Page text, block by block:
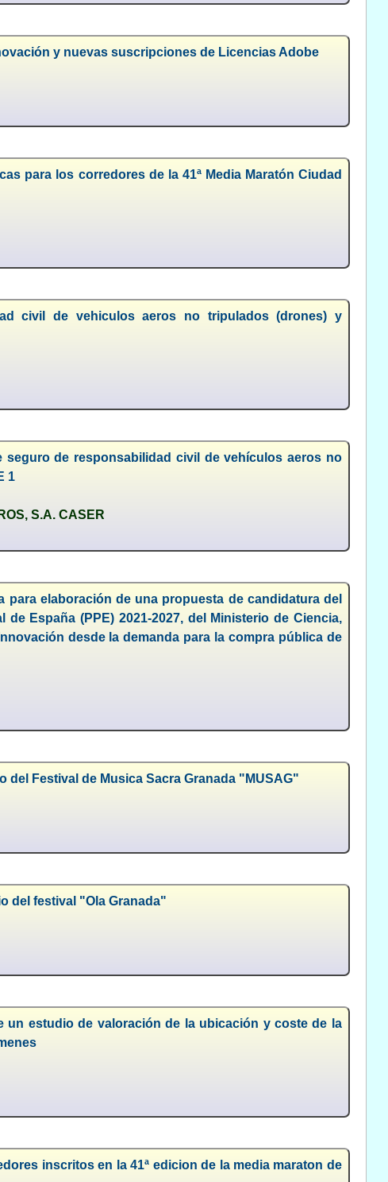
y nuevas suscripciones de Licencias Adobe
para los corredores de la 41ª Media Maratón Ciudad
civil de vehiculos aeros no tripulados (drones) y
de responsabilidad civil de vehículos aeros no
1
S.A. CASER
elaboración de una propuesta de candidatura del
España (PPE) 2021-2027, del Ministerio de Ciencia,
desde la demanda para la compra pública de
Festival de Musica Sacra Granada "MUSAG"
del festival "Ola Granada"
un estudio de valoración de la ubicación y coste de la
inscritos en la 41ª edicion de la media maraton de